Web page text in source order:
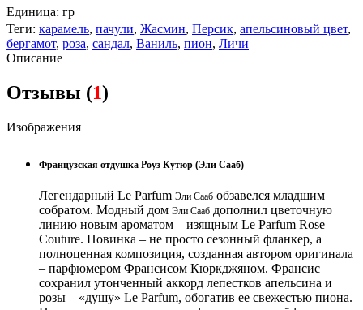
Единица: гр
Теги: карамель, пачули, Жасмин, Персик, апельсиновый цвет,
бергамот, роза, сандал, Ваниль, пион, Личи
Описание
Отзывы (1)
Изображения
Французская отдушка Роуз Кутюр (Эли Сааб)
Легендарный Le Parfum Эли Сааб обзавелся младшим
собратом. Модный дом Эли Сааб дополнил цветочную
линию новым ароматом – изящным Le Parfum Rose
Couture. Новинка – не просто сезонный фланкер, а
полноценная композиция, созданная автором оригинала
– парфюмером Франсисом Кюркджяном. Франсис
сохранил утонченный аккорд лепестков апельсина и
розы – «душу» Le Parfum, обогатив ее свежестью пиона.